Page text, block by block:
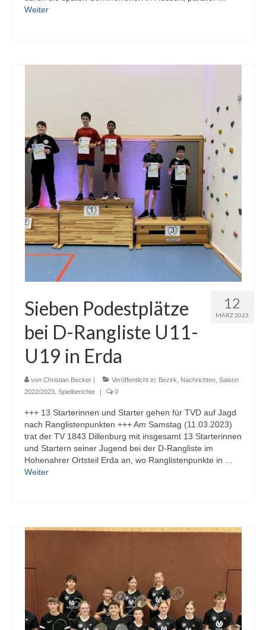
Kontakt
Weiter
12
MÄRZ 2023
Sieben Podestplätze
bei D-Rangliste U11-
U19 in Erda
von Christian Becker | Veröffentlicht in: Bezirk Nachrichten Saison
2022/2023 Spielberichte | 0
+++ 13 Starterinnen und Starter gehen für TVD auf Jagd
nach Ranglistenpunkten +++ Am Samstag (11.03.2023)
trat der TV 1843 Dillenburg mit insgesamt 13 Starterinnen
und Startern seiner Jugend bei der D-Rangliste im
Hohenahrer Ortsteil Erda an, wo Ranglistenpunkte in …
Weiter